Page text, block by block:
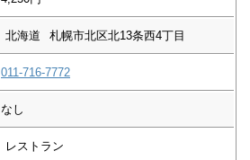
北海道 札幌市北区北13条西4丁目
011-716-7772
なし
レストラン